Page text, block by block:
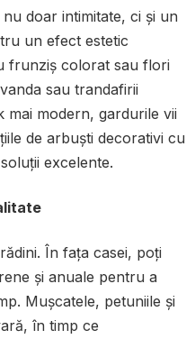
doar intimitate, ci și un
un efect estetic
frunziș colorat sau flori
sau trandafirii
mai modern, gardurile vii
de arbuști decorativi cu
excelente.
În fața casei, poți
și anuale pentru a
Mușcatele, petuniile și
în timp ce